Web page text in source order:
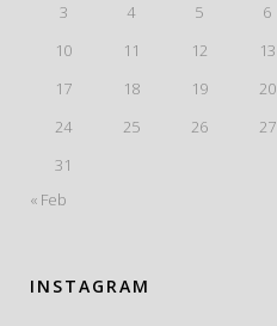
3
4 5 6
10
11 12 13
17
18 19 20
24
25 26 27
31
« Feb
INSTAGRAM